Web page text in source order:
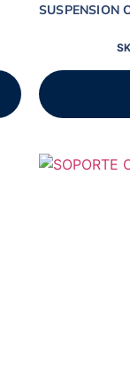
SUSPENSION